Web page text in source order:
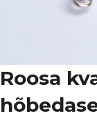
Roosa